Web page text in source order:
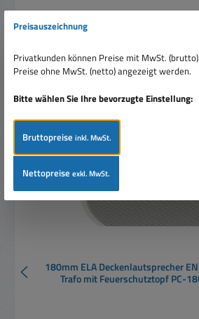
Produktgalerie überspringen
Ähnliche Artikel
180mm ELA Deckenlautsprecher
Trafo mit Feuerschutztopf PC-1865BS für SAA
Preisauszeichnung
Privatkunden können Preise mit MwSt.
Preise ohne MwSt. (netto) angezeigt werden.
Bitte wählen Sie Ihre bevorzugte Einstellung:
Bruttopreiseinkl. MwSt.
Nettopreiseexkl. MwSt.